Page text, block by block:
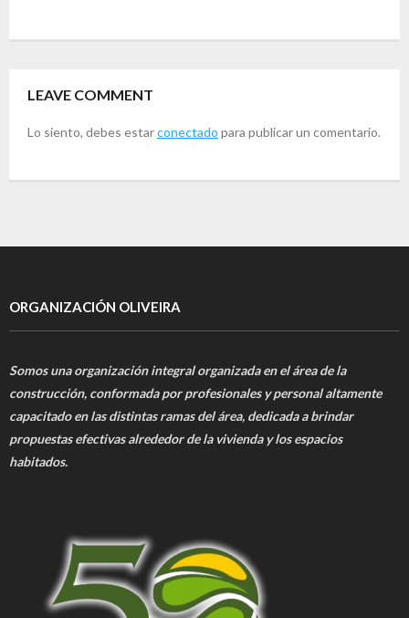
LEAVE COMMENT
Lo siento, debes estarconectado para publicar un comentario.
ORGANIZACIÓN OLIVEIRA
Somos una organización integral organizada en el área de la
construcción, conformada por profesionales y personal altamente
capacitado en las distintas ramas del área, dedicada a brindar
propuestas efectivas alrededor de la vivienda y los espacios
habitados.